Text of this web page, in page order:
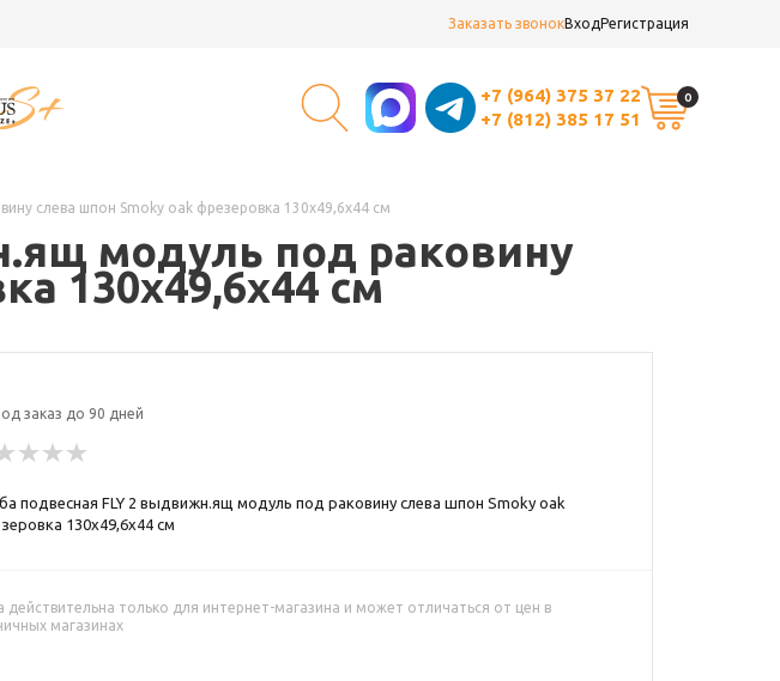
Заказать звонокВходРегистрация
+7 (964) 375 37 22
+7 (812) 385 17 51
0
слева шпон Smoky oak фрезеровка 130х49,6х44 см
модуль под раковину
130х49,6х44 см
заказ до 90 дней
подвесная FLY 2 выдвижн.ящ модуль под раковину слева шпон Smoky oak
130х49,6х44 см
действительна только для интернет-магазина и может отличаться от цен в
магазинах